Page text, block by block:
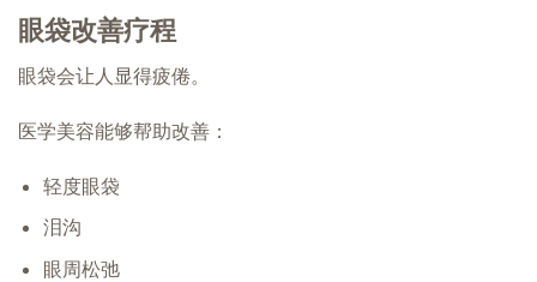
眼袋改善疗程
眼袋会让人显得疲倦。
医学美容能够帮助改善：
轻度眼袋
泪沟
眼周松弛